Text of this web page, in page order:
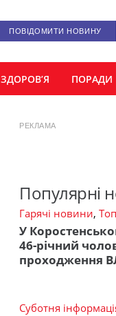
ПОВІДОМИТИ НОВИНУ
ЗДОРОВ’Я ПОРАДИ
РЕКЛАМА
Популярні
Гарячі новини,
У
46-річний
проходження
Суботня